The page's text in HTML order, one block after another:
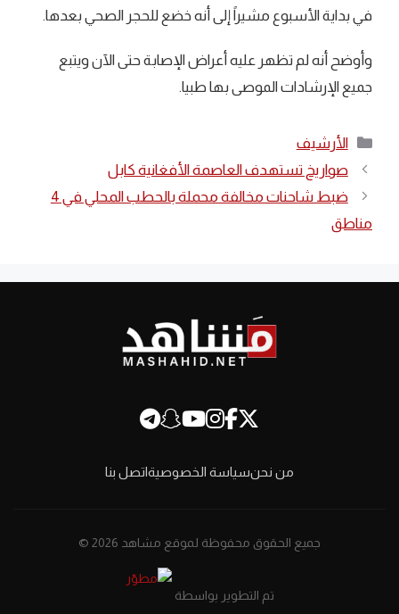
في بداية الأسبوع مشيراً إلى أنه خضع للحجر الصحي بعدها.
وأوضح أنه لم تظهر عليه أعراض الإصابة حتى الآن ويتبع
جميع الإرشادات الموصى بها طبيا.
التصنيفات
الأرشيف
صواريخ تستهدف العاصمة الأفغانية كابل
ضبط شاحنات مخالفة محملة بالحطب المحلي في 4
مناطق
من نحنسياسة الخصوصيةاتصل بنا
جميع الحقوق محفوظة لموقع مشاهد 2026 ©
تم التطوير بواسطة